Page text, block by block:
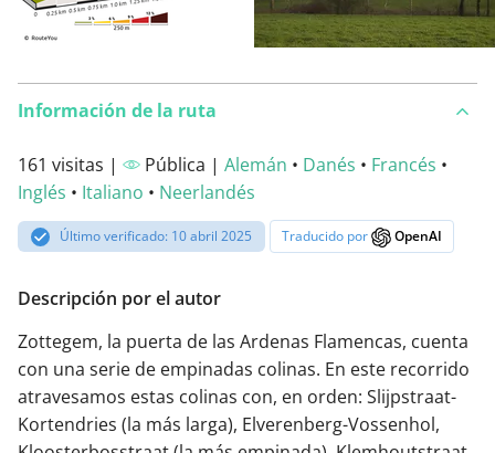
Información de la ruta
161 visitas | Pública | Alemán • Danés • Francés •
Inglés • Italiano • Neerlandés
Último verificado: 10 abril 2025 Traducido por OpenAI
Descripción por el autor
Zottegem, la puerta de las Ardenas Flamencas, cuenta
con una serie de empinadas colinas. En este recorrido
atravesamos estas colinas con, en orden: Slijpstraat-
Kortendries (la más larga), Elverenberg-Vossenhol,